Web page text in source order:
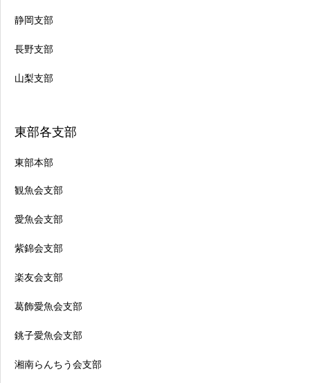
静岡支部
長野支部
山梨支部
東部各支部
東部本部
観魚会支部
愛魚会支部
紫錦会支部
楽友会支部
葛飾愛魚会支部
銚子愛魚会支部
湘南らんちう会支部